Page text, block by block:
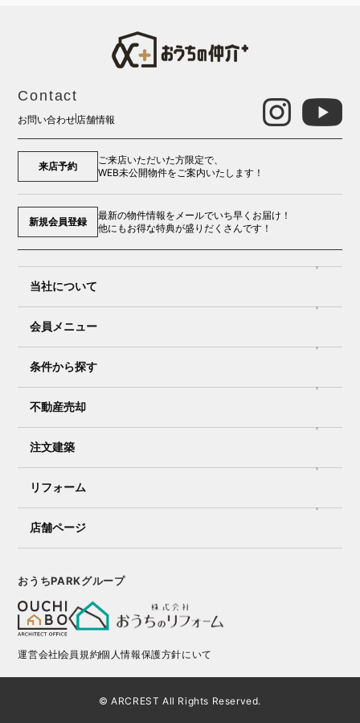
Contact
お問い合わせ 店舗情報
来店予約
ご来店いただいた方限定で、
WEB未公開物件をご案内いたします！
新規会員登録
最新の物件情報をメールでいち早くお届け！
他にもお得な特典が盛りだくさんです！
当社について
会員メニュー
条件から探す
不動産売却
注文建築
リフォーム
店舗ページ
おうちPARKグループ
運営会社会員規約個人情報保護方針にいて
© ARCREST All Rights Reserved.